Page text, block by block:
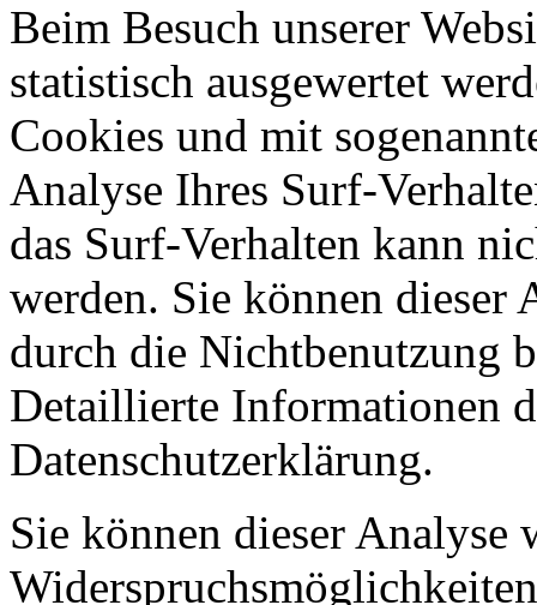
Beim Besuch unserer
statistisch ausgewertet
Cookies und mit
Analyse Ihres Surf-
das Surf-Verhalten kann
werden. Sie können dieser
durch die Nichtbenutzung
Detaillierte Informationen
Datenschutzerklärung.
Sie können dieser Analyse